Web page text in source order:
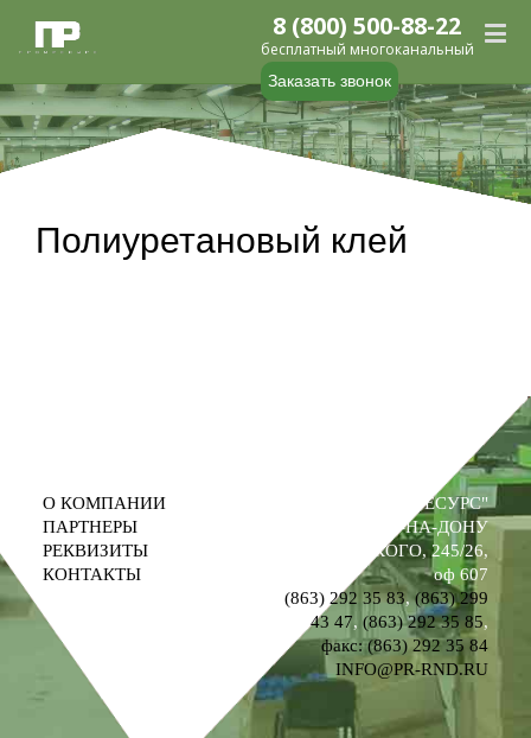
Заказать звонок
8 (800) 500-88-22
бесплатный многоканальный
Полиуретановый клей
О КОМПАНИИ
ПАРТНЕРЫ
РЕКВИЗИТЫ
КОНТАКТЫ
ООО "ПРОМРЕСУРС"
РОСТОВ-НА-ДОНУ
УЛ. М. ГОРЬКОГО, 245/26,
оф 607
(863) 292 35 83,(863) 299
43 47,(863) 292 35 85,
факс: (863) 292 35 84
INFO@PR-RND.RU